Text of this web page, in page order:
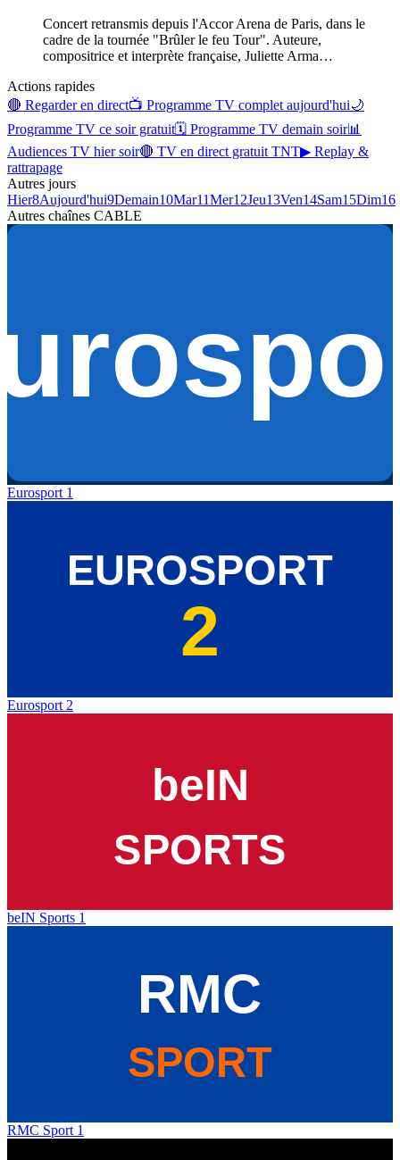
Concert retransmis depuis l'Accor Arena de Paris, dans le
cadre de la tournée "Brûler le feu Tour". Auteure,
compositrice et interprète française, Juliette Arma…
Actions rapides
🔴 Regarder en direct📺 Programme TV complet aujourd'hui🌙
Programme TV ce soir gratuit🗓 Programme TV demain soir📊
Audiences TV hier soir🔴 TV en direct gratuit TNT▶ Replay &
rattrapage
Autres jours
Hier8Aujourd'hui9Demain10Mar11Mer12Jeu13Ven14Sam15Dim16
Autres chaînes CABLE
Eurosport 1
Eurosport 2
beIN Sports 1
RMC Sport 1